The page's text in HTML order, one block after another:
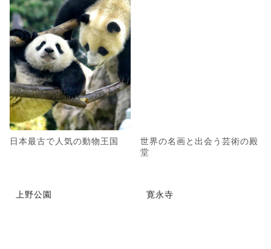
日本最古で人気の動物王国
世界の名画と出会う芸術の殿
堂
上野公園 寛永寺